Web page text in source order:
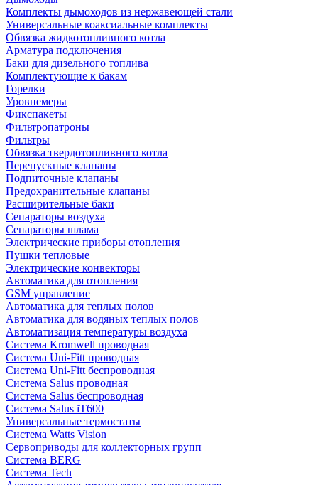
Комплекты дымоходов из нержавеющей стали
Универсальные коаксиальные комплекты
Обвязка жидкотопливного котла
Арматура подключения
Баки для дизельного топлива
Комплектующие к бакам
Горелки
Уровнемеры
Фикспакеты
Фильтропатроны
Фильтры
Обвязка твердотопливного котла
Перепускные клапаны
Подпиточные клапаны
Предохранительные клапаны
Расширительные баки
Сепараторы воздуха
Сепараторы шлама
Электрические приборы отопления
Пушки тепловые
Электрические конвекторы
Автоматика для отопления
GSM управление
Автоматика для теплых полов
Автоматика для водяных теплых полов
Автоматизация температуры воздуха
Система Kromwell проводная
Система Uni-Fitt проводная
Система Uni-Fitt беспроводная
Система Salus проводная
Система Salus беспроводная
Система Salus iT600
Универсальные термостаты
Система Watts Vision
Сервоприводы для коллекторных групп
Система BERG
Система Tech